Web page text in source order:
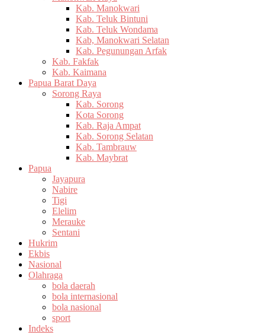
Kab. Manokwari
Kab. Teluk Bintuni
Kab. Teluk Wondama
Kab, Manokwari Selatan
Kab. Pegunungan Arfak
Kab. Fakfak
Kab. Kaimana
Papua Barat Daya
Sorong Raya
Kab. Sorong
Kota Sorong
Kab. Raja Ampat
Kab. Sorong Selatan
Kab. Tambrauw
Kab. Maybrat
Papua
Jayapura
Nabire
Tigi
Elelim
Merauke
Sentani
Hukrim
Ekbis
Nasional
Olahraga
bola daerah
bola internasional
bola nasional
sport
Indeks